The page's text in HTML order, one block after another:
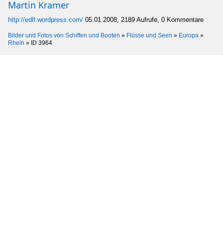
Martin Kramer
http://edlf.wordpress.com/ 05.01.2008, 2189 Aufrufe, 0 Kommentare
Bilder und Fotos von Schiffen und Booten » Flüsse und Seen » Europa »
Rhein » ID 3964